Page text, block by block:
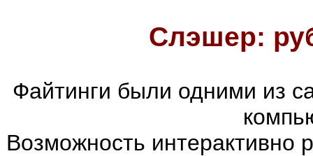
Слэшер:
Файтинги были одними из
Возможность интерактивно